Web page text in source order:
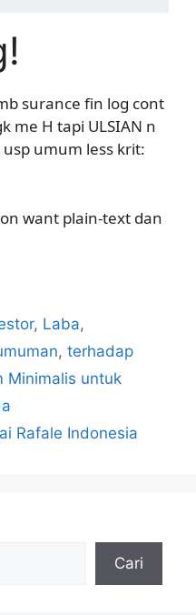
surance fin log cont
me H tapi ULSIAN n
usp umum less krit:
want plain-text dan
, Laba,
, terhadap
Minimalis untuk
Rafale Indonesia
Cari